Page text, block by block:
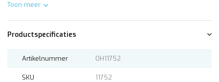
Toon meer
Productspecificaties
Artikelnummer OH11752
SKU 11752